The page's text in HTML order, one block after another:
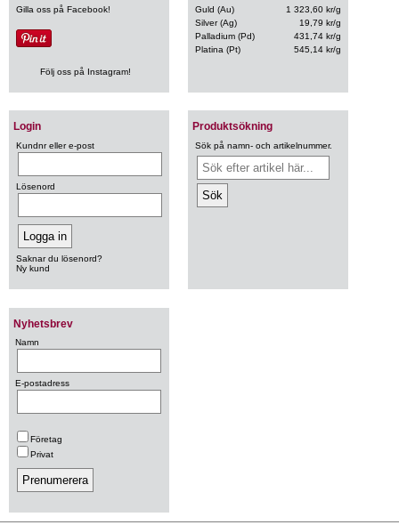
Guld (Au)
1 323,60 kr/g
Silver (Ag)
19,79 kr/g
Palladium (Pd)
431,74 kr/g
Platina (Pt)
545,14 kr/g
Login
Kundnr eller e-post
Lösenord
Saknar du lösenord?
Ny kund
Produktsökning
Sök på namn- och artikelnummer.
Nyhetsbrev
Namn
E-postadress
Företag
Privat
Gilla oss på Facebook!
Följ oss på Instagram!